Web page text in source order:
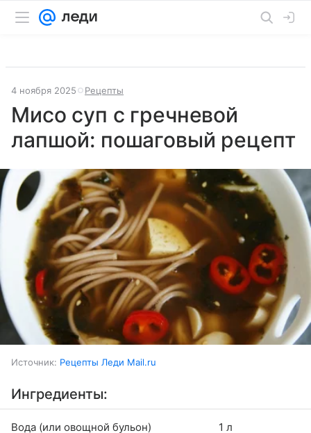
4 ноября 2025 Рецепты
Мисо суп с гречневой
лапшой: пошаговый рецепт
Источник: Рецепты Леди Mail.ru
Ингредиенты:
Вода (или овощной бульон) 1 л